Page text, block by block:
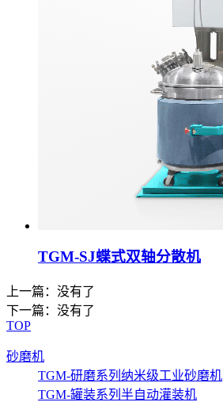
TGM-SJ蝶式双轴分散机
上一篇：没有了
下一篇：没有了
TOP
砂磨机
TGM-研磨系列纳米级工业砂磨机
TGM-罐装系列半自动灌装机